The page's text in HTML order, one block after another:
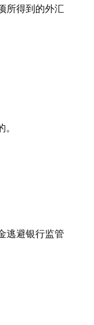
所得到的外汇
逃避银行监管